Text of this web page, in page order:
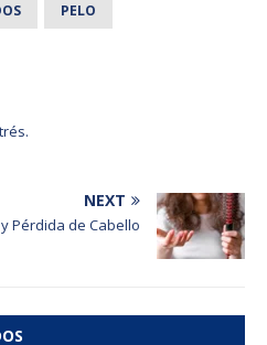
PELO
NEXT
Pérdida de Cabello